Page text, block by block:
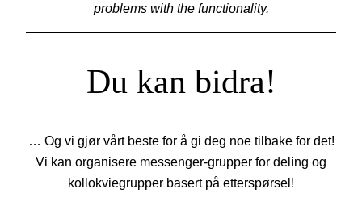
problems with the functionality.
Du kan bidra!
… Og vi gjør vårt beste for å gi deg noe tilbake for det!
Vi kan organisere messenger-grupper for deling og
kollokviegrupper basert på etterspørsel!